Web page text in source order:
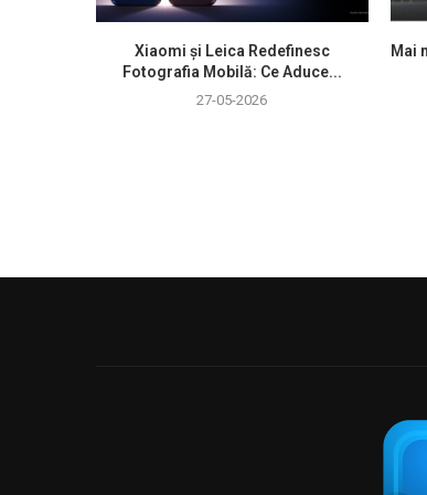
Xiaomi și Leica Redefinesc
Fotografia Mobilă: Ce Aduce...
27-05-2026
Mai